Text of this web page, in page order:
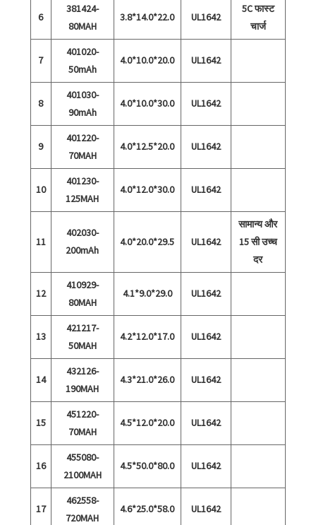
6
381424-
80MAH
3.8*14.0*22.0 UL1642
5C फास्ट
चार्ज
7
401020-
50mAh
4.0*10.0*20.0 UL1642
8
401030-
90mAh
4.0*10.0*30.0 UL1642
9
401220-
70MAH
4.0*12.5*20.0 UL1642
10
401230-
125MAH
4.0*12.0*30.0 UL1642
11
402030-
200mAh
4.0*20.0*29.5 UL1642
सामान्य और
15 सी उच्च
दर
12
410929-
80MAH
4.1*9.0*29.0 UL1642
13
421217-
50MAH
4.2*12.0*17.0 UL1642
14
432126-
190MAH
4.3*21.0*26.0 UL1642
15
451220-
70MAH
4.5*12.0*20.0 UL1642
16
455080-
2100MAH
4.5*50.0*80.0 UL1642
17
462558-
720MAH
4.6*25.0*58.0 UL1642